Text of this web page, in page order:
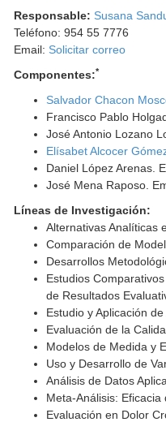
Responsable: Susana
Teléfono: 954 55 7776
Email: Solicitar correo
Componentes:*
Salvador Chacon
Francisco Pablo
José Antonio Lozano
Elísabet Alcocer
Daniel López Arenas.
José Mena Raposo.
Líneas de Investigación:
Alternativas Analíticas
Comparación de
Desarrollos
Estudios
de Resultados
Estudio y Aplicación
Evaluación de la
Modelos de Medida y
Uso y Desarrollo de
Análisis de Datos
Meta-Análisis:
Evaluación en Dolor